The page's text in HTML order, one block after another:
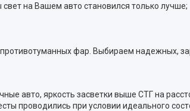
на Вашем авто становился только лучше;
фар. Выбираем надежных,
авто, яркость засветки выше СТГ на
проводились при условии идеального